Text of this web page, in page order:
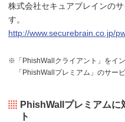
株式会社セキュアブレインの
す。
http://www.securebrain.co.jp/
※「PhishWallクライアント」をイ
「PhishWallプレミアム」のサー
PhishWallプレミアムに
ト